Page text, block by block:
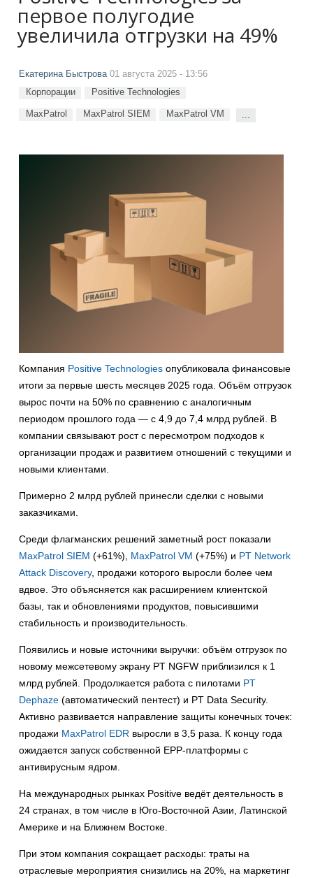
первое полугодие
увеличила отгрузки на 49%
Екатерина Быстрова01 августа 2025 - 13:56
Корпорации Positive Technologies
MaxPatrol MaxPatrol SIEM MaxPatrol VM ...
Компания Positive Technologies опубликовала финансовые
итоги за первые шесть месяцев 2025 года. Объём отгрузок
вырос почти на 50% по сравнению с аналогичным
периодом прошлого года — с 4,9 до 7,4 млрд рублей. В
компании связывают рост с пересмотром подходов к
организации продаж и развитием отношений с текущими и
новыми клиентами.
Примерно 2 млрд рублей принесли сделки с новыми
заказчиками.
Среди флагманских решений заметный рост показали
MaxPatrol SIEM (+61%), MaxPatrol VM (+75%) и PT Network
Attack Discovery, продажи которого выросли более чем
вдвое. Это объясняется как расширением клиентской
базы, так и обновлениями продуктов, повысившими
стабильность и производительность.
Появились и новые источники выручки: объём отгрузок по
новому межсетевому экрану PT NGFW приблизился к 1
млрд рублей. Продолжается работа с пилотами PT
Dephaze (автоматический пентест) и PT Data Security.
Активно развивается направление защиты конечных точек:
продажи MaxPatrol EDR выросли в 3,5 раза. К концу года
ожидается запуск собственной EPP-платформы с
антивирусным ядром.
На международных рынках Positive ведёт деятельность в
24 странах, в том числе в Юго-Восточной Азии, Латинской
Америке и на Ближнем Востоке.
При этом компания сокращает расходы: траты на
отраслевые мероприятия снизились на 20%, на маркетинг